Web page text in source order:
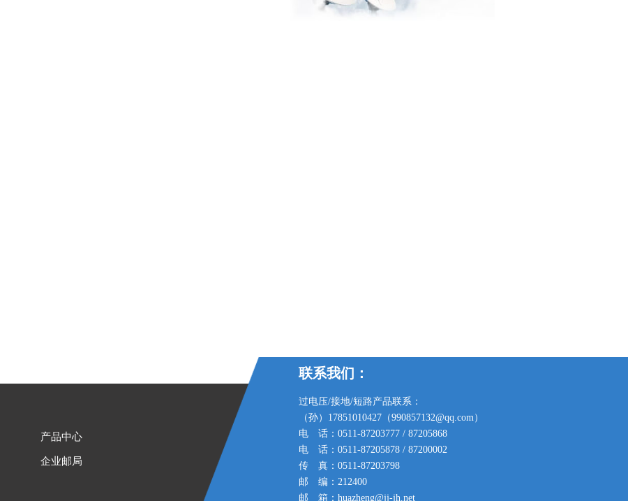
产品中心
企业邮局
联系我们：
过电压/接地/短路产品联系：
（孙）17851010427（990857132@qq.com）
电 话：0511-87203777 / 87205868
电 话：0511-87205878 / 87200002
传 真：0511-87203798
邮 编：212400
邮 箱：huazheng@jj-jh.net